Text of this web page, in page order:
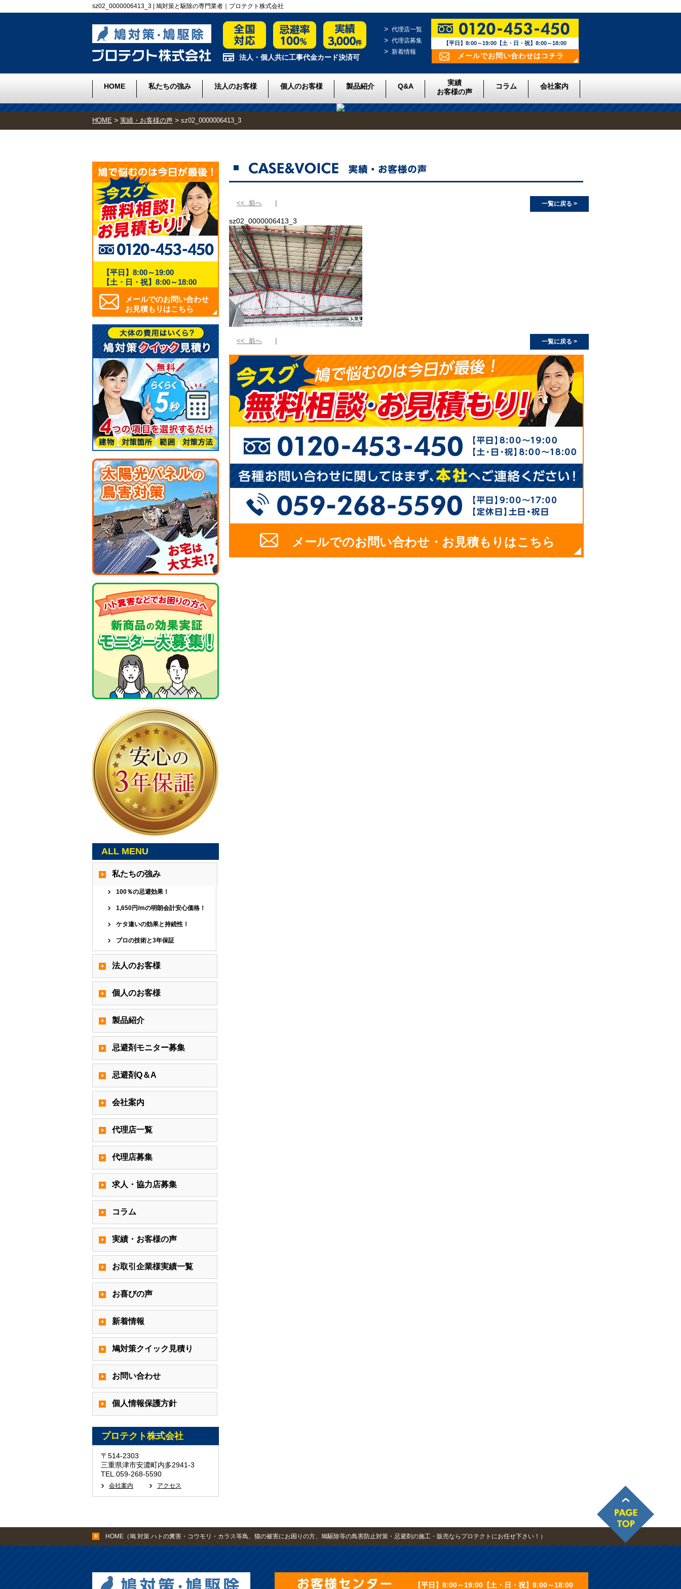
sz02_0000006413_3 | 鳩対策と駆除の専門業者｜プロテクト株式会社
法人・個人共に工事代金カード決済可
代理店一覧
代理店募集
新着情報
【平日】8:00～19:00【土・日・祝】8:00～18:00
メールでお問い合わせはコチラ
HOME 私たちの強み 法人のお客様 個人のお客様 製品紹介 Q&A
実績
お客様の声
コラム 会社案内
HOME > 実績・お客様の声 > sz02_0000006413_3
【平日】8:00～19:00
【土・日・祝】8:00～18:00
メールでのお問い合わせ
お見積もりはこちら
ALL MENU
私たちの強み
100％の忌避効果！
1,650円/mの明朗会計安心価格！
ケタ違いの効果と持続性！
プロの技術と3年保証
法人のお客様
個人のお客様
製品紹介
忌避剤モニター募集
忌避剤Q＆A
会社案内
代理店一覧
代理店募集
求人・協力店募集
コラム
実績・お客様の声
お取引企業様実績一覧
お喜びの声
新着情報
鳩対策クイック見積り
お問い合わせ
個人情報保護方針
プロテクト株式会社
〒514-2303
三重県津市安濃町内多2941-3
TEL.059-268-5590
会社案内 アクセス
<< 前へ 一覧に戻る >
sz02_0000006413_3
<< 前へ 一覧に戻る >
メールでのお問い合わせ・お見積もりはこちら
HOME（鳩 対策 ハトの糞害・コウモリ・カラス等鳥、猫の被害にお困りの方、鳩駆除等の鳥害防止対策・忌避剤の施工・販売ならプロテクトにお任せ下さい！）
【平日】8:00～19:00【土・日・祝】8:00～18:00